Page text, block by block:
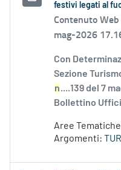
festivi legati al
Contenuto
mag-2026
Con
Sezione
n....139 del 7
Bollettino
Aree
Argomenti: